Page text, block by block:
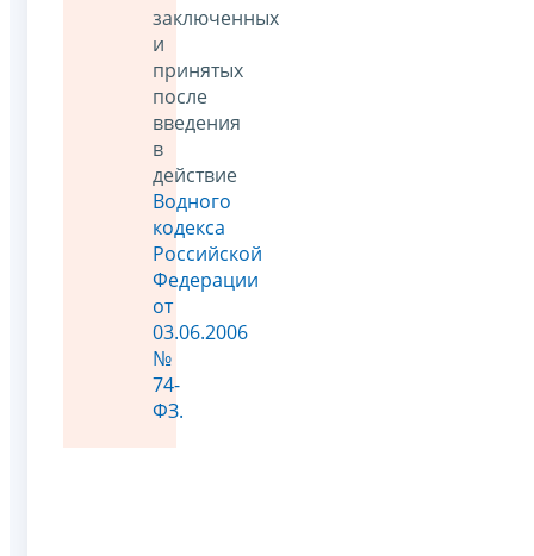
заключенных
и
принятых
после
введения
в
действие
Водного
кодекса
Российской
Федерации
от
03.06.2006
№
74-
ФЗ.